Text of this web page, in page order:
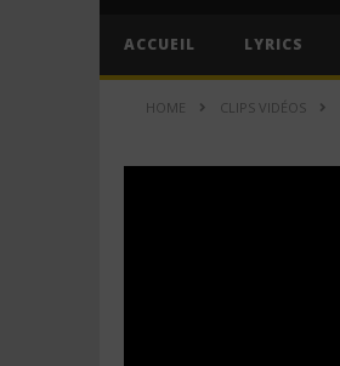
ACCUEIL LYRICS
HOME CLIPS VIDÉOS